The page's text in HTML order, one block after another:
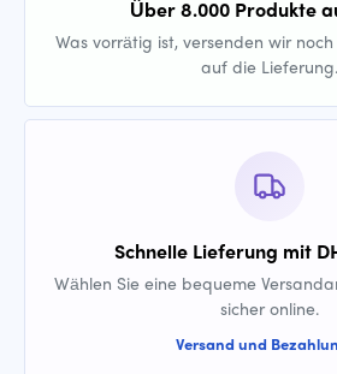
Über 8.000 Produkte
Was vorrätig ist, versenden wir
auf die Lieferung.
Schnelle Lieferung mit
Wählen Sie eine bequeme
sicher online.
Versand und